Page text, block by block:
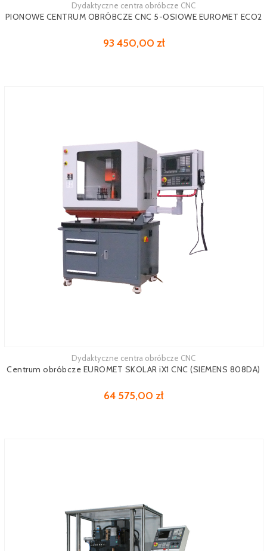
Dydaktyczne centra obróbcze CNC
PIONOWE CENTRUM OBRÓBCZE CNC 5-OSIOWE EUROMET ECO2
93 450,00 zł
Dydaktyczne centra obróbcze CNC
Centrum obróbcze EUROMET SKOLAR iX1 CNC (SIEMENS 808DA)
64 575,00 zł